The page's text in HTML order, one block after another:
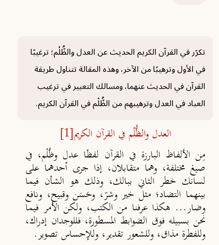
تكرّر في القرآن الكريم الحديث عن العدل والظُّلْم؛ ترغيبًا
في الأول وترهيبًا من الآخر، وهذه المقالة تتناول طريقة
القرآن في الحديث عنهما، ومسالك التعبير في ترغيب
العباد في العدل وترهيبهم من الظُّلْم في القرآن الكريم.
العدل والظُّلْم في القرآن الكريم[1]
مِن الألفاظ البارزة في القرآن لفظَا عدل وظُلْم، في
صيغ مختلفة، وهما متقابلان، إذا جرى أحدهما على
لسانك خطر الثاني ببالك، وذلك هو الشأن فيما
بينهما التضاد؛ مثل خير وشرّ، وحَسَن وقبيح، ونافع
وضار... هكذا عرفنا من الكتب، ولكن الأمر فيما
نحن بسبيله فوق الضوابط المسطورة، فللوجدان إدراك،
وللفطرة مذاق، وللشعور تقدير، وللإحساس تصوير.